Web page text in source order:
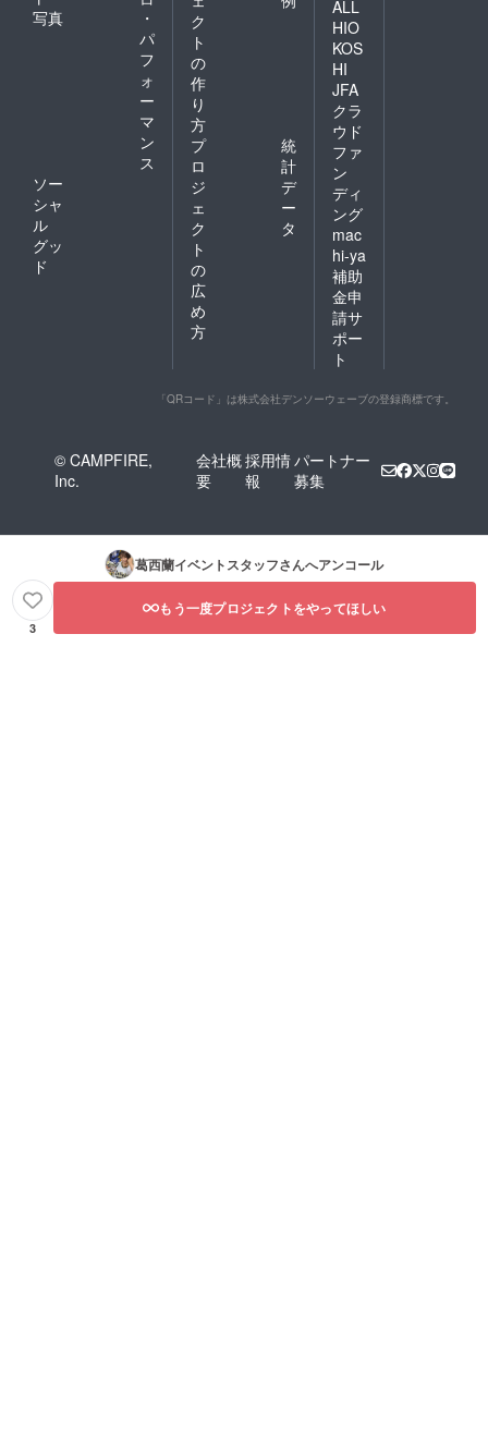
写真
・
パ
フ
ォ
ー
マ
ン
ス
ソー
シャ
ル
グッ
ド
ク
ト
の
作
り
方
プ
ロ
ジ
ェ
ク
ト
の
広
め
方
統
計
デ
ー
タ
ALL
HIO
KOS
HI
JFA
クラ
ウド
ファ
ン
ディ
ング
mac
hi-ya
補助
金申
請サ
ポー
ト
「QRコード」は株式会社デンソーウェーブの登録商標です。
© CAMPFIRE,
Inc.
会社概
要
採用情
報
パートナー
募集
葛西蘭イベントスタッフさんへアンコール
3
もう一度プロジェクトをやってほしい